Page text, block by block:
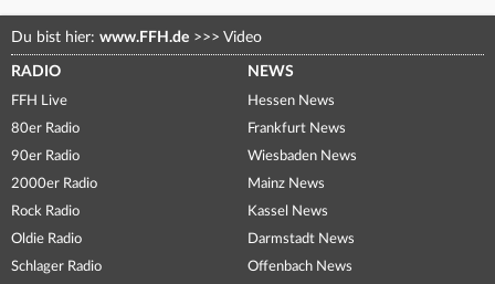
Du bist hier: www.FFH.de >>> Video
RADIO
FFH Live
80er Radio
90er Radio
2000er Radio
Rock Radio
Oldie Radio
Schlager Radio
NEWS
Hessen News
Frankfurt News
Wiesbaden News
Mainz News
Kassel News
Darmstadt News
Offenbach News